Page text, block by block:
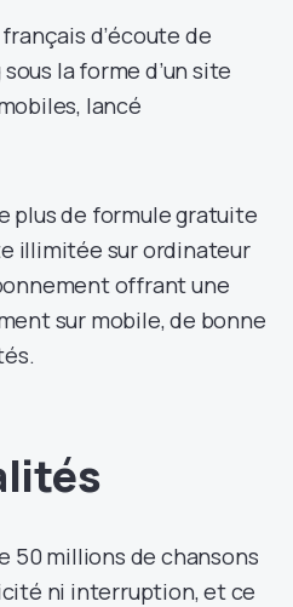
d’écoute de
la forme d’un site
lancé
plus de formule gratuite
illimitée sur ordinateur
offrant une
sur mobile, de bonne
50 millions de chansons
ni interruption, et ce